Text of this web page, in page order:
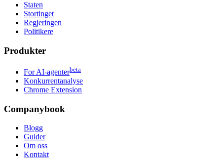
Staten
Stortinget
Regjeringen
Politikere
Produkter
For AI-agenterbeta
Konkurrentanalyse
Chrome Extension
Companybook
Blogg
Guider
Om oss
Kontakt